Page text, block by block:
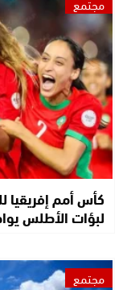
لبؤات الأطلس
مجتمع